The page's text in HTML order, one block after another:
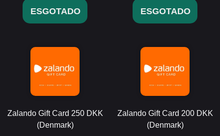
ESGOTADO ESGOTADO
Zalando Gift Card 250 DKK
(Denmark)
Zalando Gift Card 200 DKK
(Denmark)